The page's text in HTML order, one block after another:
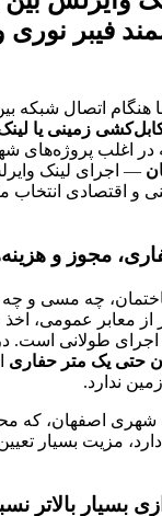
فیبر
هنگام اتصال شبکه
زمینی یا
در اغلب پروژه‌های
و اقتصادی
چه مسی و چه
از معابر عمومی،
اجرای طولانی است.
حتی یک متر حفاری
ندارد.
شهری اصفهان، که
دارد، مزیت بسیار